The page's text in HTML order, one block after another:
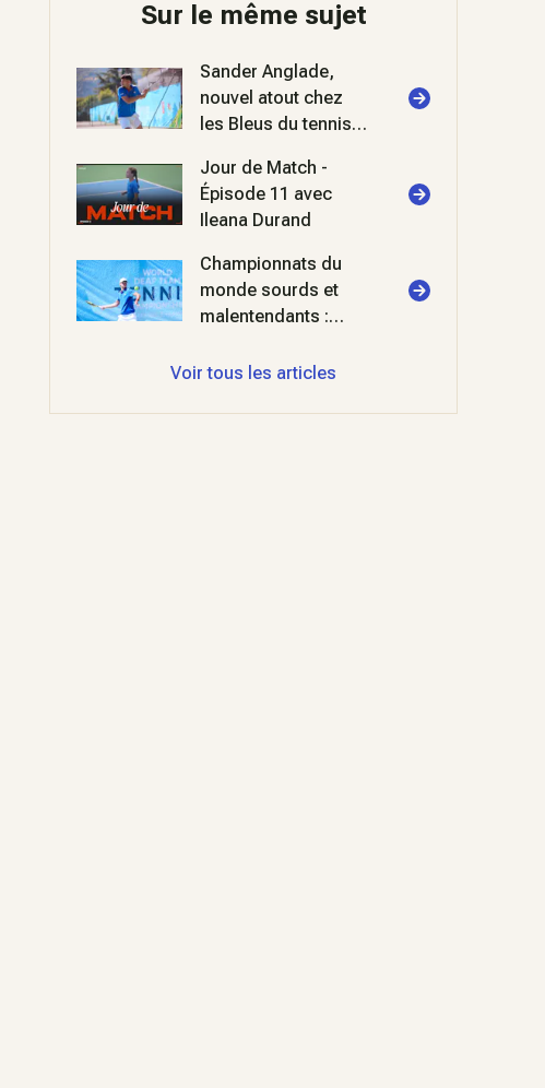
Sur le même sujet
Sander Anglade,
nouvel atout chez
les Bleus du tennis
malentendants
Jour de Match -
Épisode 11 avec
Ileana Durand
Championnats du
monde sourds et
malentendants :
finale pour les Bleus
Voir tous les articles